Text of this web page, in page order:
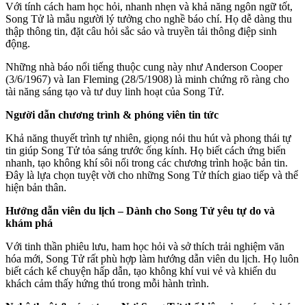
Với tính cách ham học hỏi, nhanh nhẹn và khả năng ngôn ngữ tốt,
Song Tử là mẫu người lý tưởng cho nghề báo chí. Họ dễ dàng thu
thập thông tin, đặt câu hỏi sắc sảo và truyền tải thông điệp sinh
động.
Những nhà báo nổi tiếng thuộc cung này như Anderson Cooper
(3/6/1967) và Ian Fleming (28/5/1908) là minh chứng rõ ràng cho
tài năng sáng tạo và tư duy linh hoạt của Song Tử.
Người dẫn chương trình & phóng viên tin tức
Khả năng thuyết trình tự nhiên, giọng nói thu hút và phong thái tự
tin giúp Song Tử tỏa sáng trước ống kính. Họ biết cách ứng biến
nhanh, tạo không khí sôi nổi trong các chương trình hoặc bản tin.
Đây là lựa chọn tuyệt vời cho những Song Tử thích giao tiếp và thể
hiện bản thân.
Hướng dẫn viên du lịch – Dành cho Song Tử yêu tự do và
khám phá
Với tinh thần phiêu lưu, ham học hỏi và sở thích trải nghiệm văn
hóa mới, Song Tử rất phù hợp làm hướng dẫn viên du lịch. Họ luôn
biết cách kể chuyện hấp dẫn, tạo không khí vui vẻ và khiến du
khách cảm thấy hứng thú trong mỗi hành trình.